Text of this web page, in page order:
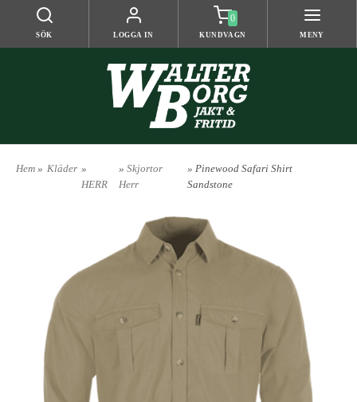
SÖK LOGGA IN
0
KUNDVAGN MENY
Hem » Kläder »
HERR
»Skjortor
Herr
» Pinewood Safari Shirt
Sandstone